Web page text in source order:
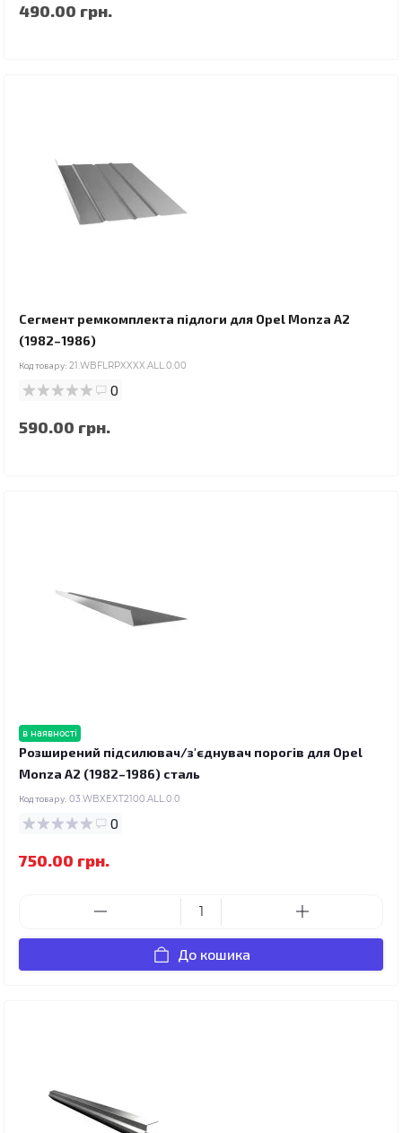
490.00 грн.
Сегмент ремкомплекта підлоги для Opel Monza A2
(1982–1986)
Код товару: 21.WBFLRPXXXX.ALL.0.00
0
590.00 грн.
в наявності
Розширений підсилювач/з'єднувач порогів для Opel
Monza A2 (1982–1986) сталь
Код товару: 03.WBXEXT2100.ALL.0.0
0
750.00 грн.
До кошика